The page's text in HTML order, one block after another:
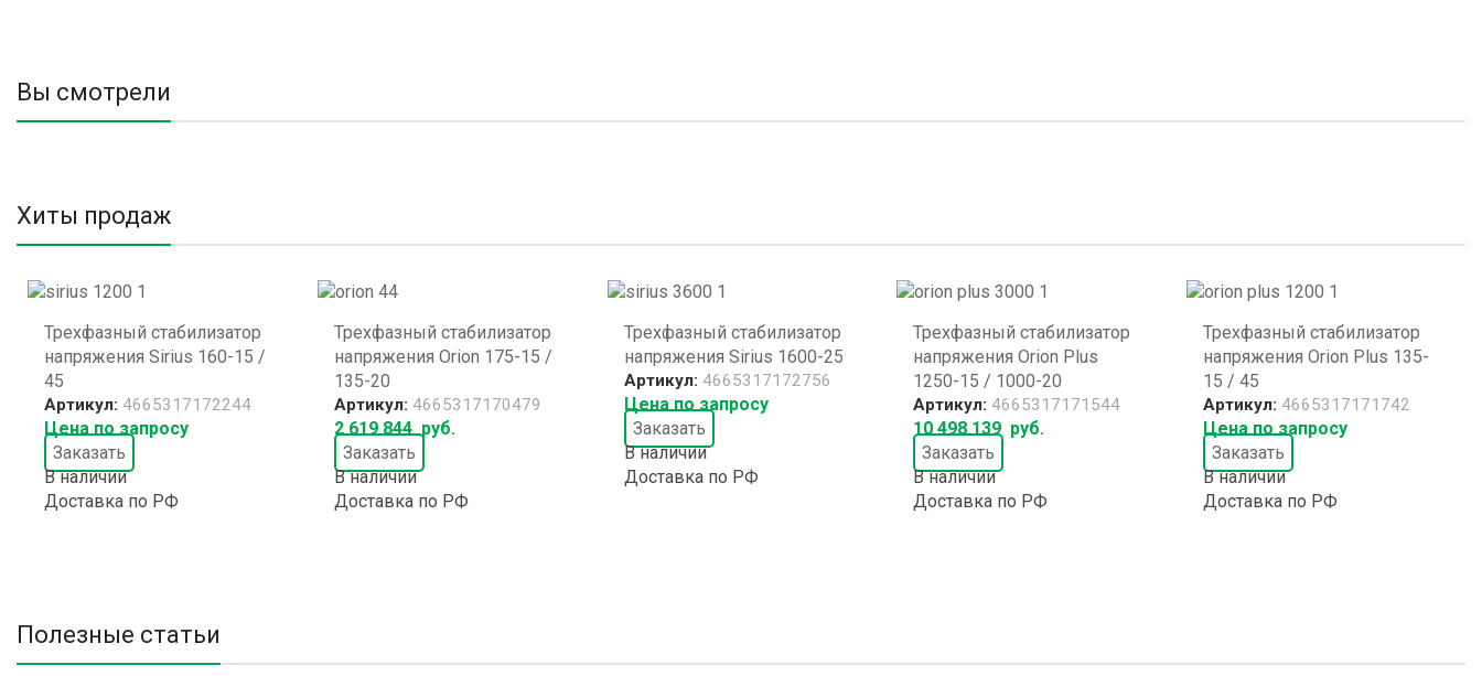
Вы смотрели
Хиты продаж
Трехфазный стабилизатор
напряжения Sirius 160-15 /
45
Артикул: 4665317172244
Цена по запросу
Заказать
В наличии
Доставка по РФ
Трехфазный стабилизатор
напряжения Orion 175-15 /
135-20
Артикул: 4665317170479
2 619 844 руб.
Заказать
В наличии
Доставка по РФ
Трехфазный стабилизатор
напряжения Sirius 1600-25
Артикул: 4665317172756
Цена по запросу
Заказать
В наличии
Доставка по РФ
Трехфазный стабилизатор
напряжения Orion Plus
1250-15 / 1000-20
Артикул: 4665317171544
10 498 139 руб.
Заказать
В наличии
Доставка по РФ
Трехфазный стабилизатор
напряжения Orion Plus 135-
15 / 45
Артикул: 4665317171742
Цена по запросу
Заказать
В наличии
Доставка по РФ
Полезные статьи